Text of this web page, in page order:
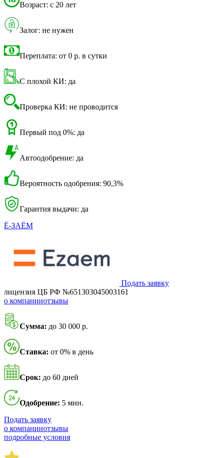
Возраст: с 20 лет
Залог: не нужен
Переплата: от 0 р. в сутки
С плохой КИ: да
Проверка КИ: не проводится
Первый под 0%: да
Автоодобрение: да
Вероятность одобрения: 90,3%
Гарантия выдачи: да
Ё-ЗАЁМ
Подать заявку
лицензия ЦБ РФ №651303045003161
о компанииотзывы
Сумма: до 30 000 р.
Ставка: от 0% в день
Срок: до 60 дней
Одобрение: 5 мин.
Подать заявку
о компанииотзывы
подробные условия